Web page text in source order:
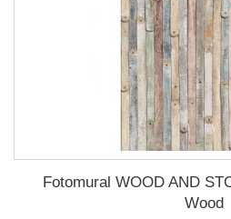
Fotomural WOOD AND
Wood